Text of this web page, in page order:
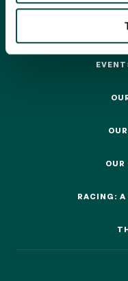
SEASON TICKET
ALL RACE DAYS
ALL RACE DAYS
WITH FRIENDS
RACING: